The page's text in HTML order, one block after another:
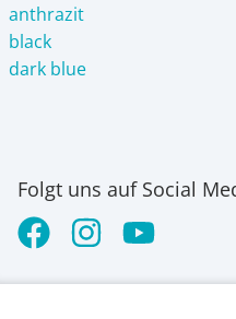
anthrazit
black
dark blue
Folgt uns auf Social